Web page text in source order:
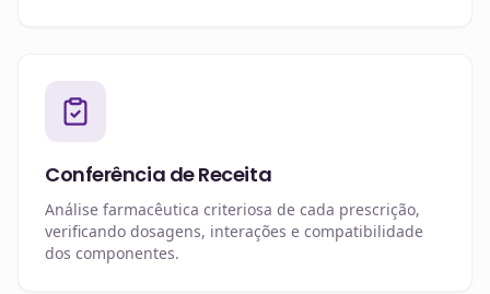
Conferência de Receita
Análise farmacêutica criteriosa de cada prescrição,
verificando dosagens, interações e compatibilidade
dos componentes.